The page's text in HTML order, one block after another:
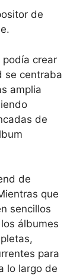
de
crear
se centraba
amplia
de
de
que
sencillos
álbumes
para
lo largo de